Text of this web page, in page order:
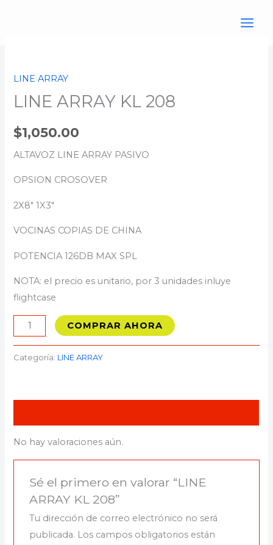
LINE ARRAY
LINE ARRAY KL 208
$1,050.00
ALTAVOZ LINE ARRAY PASIVO
OPSION CROSOVER
2X8″ 1X3″
VOCINAS COPIAS DE CHINA
POTENCIA 126DB MAX SPL
NOTA: el precio es unitario, por 3 unidades inluye
flightcase
KL
208
COMPRAR AHORA
Categoría: LINE ARRAY
No hay valoraciones aún.
Sé el primero en valorar “LINE
ARRAY KL 208”
Tu dirección de correo electrónico no será
publicada. Los campos obligatorios están